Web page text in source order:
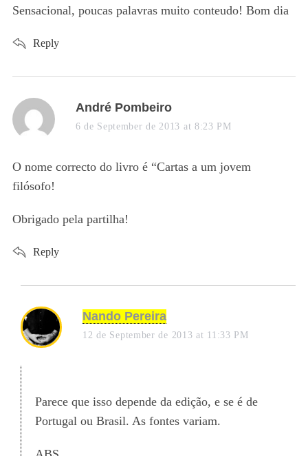
s
Sensacional, poucas palavras muito conteudo! Bom dia
Reply
s
a
s
André Pombeiro
6 de September de 2013 at 8:23 PM
O nome correcto do livro é “Cartas a um jovem
filósofo!
Obrigado pela partilha!
Reply
s
a
Nando Pereira
12 de September de 2013 at 11:33 PM
Parece que isso depende da edição, e se é de
Portugal ou Brasil. As fontes variam.